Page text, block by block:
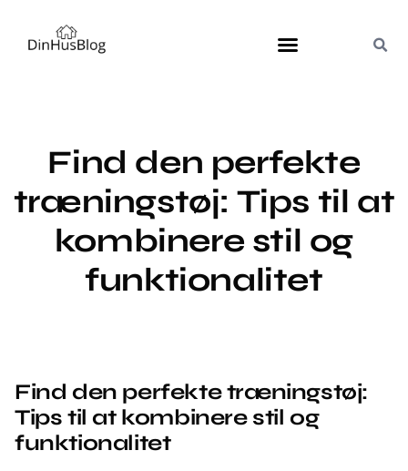
Find den perfekte
træningstøj: Tips til at
kombinere stil og
funktionalitet
Find den perfekte træningstøj:
Tips til at kombinere stil og
funktionalitet